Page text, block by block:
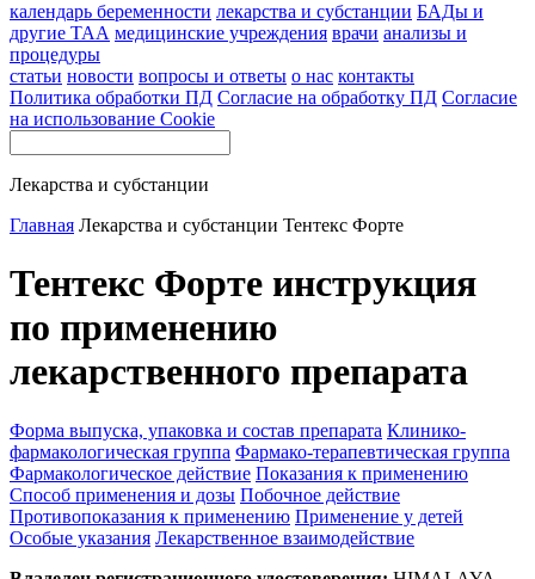
календарь беременности лекарства и субстанции БАДы и
другие ТАА медицинские учреждения врачи анализы и
процедуры
статьи новости вопросы и ответы о нас контакты
Политика обработки ПД Согласие на обработку ПД Согласие
на использование Cookie
Лекарства и субстанции
Главная Лекарства и субстанции Тентекс Форте
Тентекс Форте инструкция
по применению
лекарственного препарата
Форма выпуска, упаковка и состав препарата Клинико-
фармакологическая группа Фармако-терапевтическая группа
Фармакологическое действие Показания к применению
Способ применения и дозы Побочное действие
Противопоказания к применению Применение у детей
Особые указания Лекарственное взаимодействие